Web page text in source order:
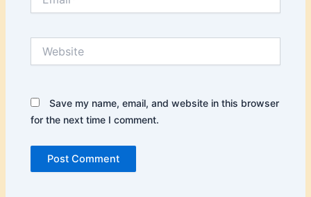
Save my name, email, and website in this browser
for the next time I comment.